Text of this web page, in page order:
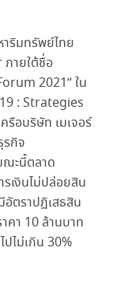
ริมทรัพย์ไทย
ภายใต้ชื่อ
2021” ใน
: Strategies
รือบริษัท เมเจอร์
รกิจ
ณะนี้ตลาด
เงินไม่ปล่อยสิน
ตราปฏิเสธสิน
คา 10 ล้านบาท
ไม่เกิน 30%